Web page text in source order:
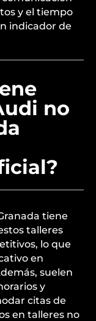
y el tiempo
indicador de
no
tiene
talleres
lo que
en
suelen
y
citas de
en talleres no